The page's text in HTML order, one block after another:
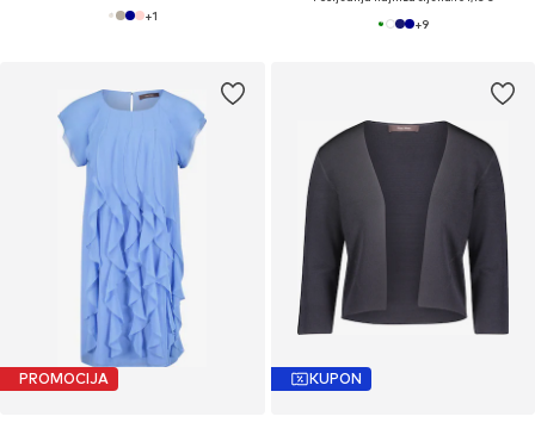
+1
+9
PROMOCIJA KUPON